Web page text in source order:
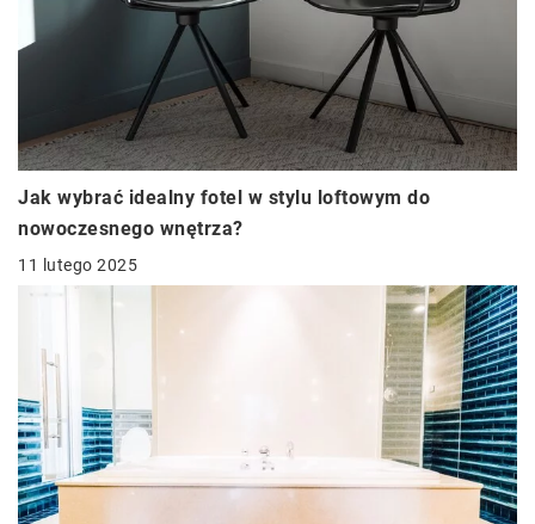
Jak wybrać idealny fotel w stylu loftowym do
nowoczesnego wnętrza?
11 lutego 2025